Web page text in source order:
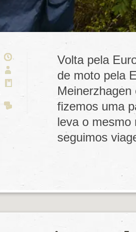
Volta pela
de moto pela
fizemos uma
leva o mesmo
seguimos